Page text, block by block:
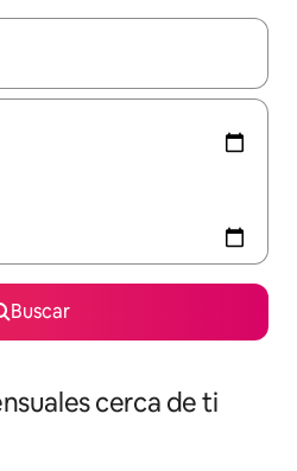
disponibles, navega con las
Buscar
cerca de ti